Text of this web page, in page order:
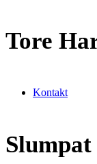
Tore
Kontakt